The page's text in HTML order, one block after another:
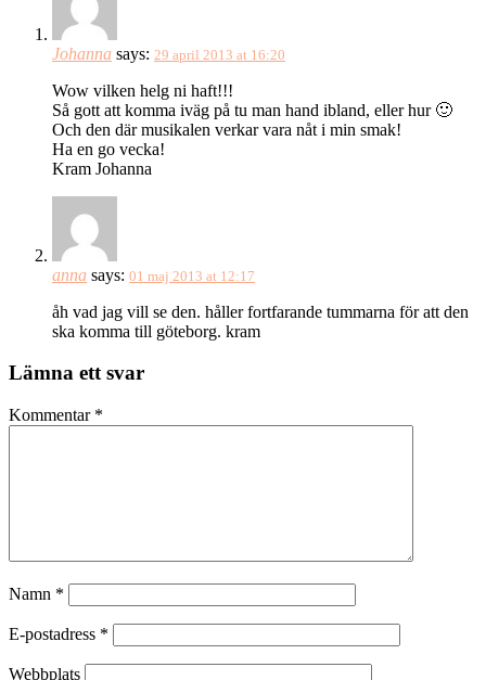
Johanna says: 29 april 2013 at 16:20
Wow vilken helg ni haft!!!
Så gott att komma iväg på tu man hand ibland, eller hur 🙂
Och den där musikalen verkar vara nåt i min smak!
Ha en go vecka!
Kram Johanna
anna says: 01 maj 2013 at 12:17
åh vad jag vill se den. håller fortfarande tummarna för att den
ska komma till göteborg. kram
Lämna ett svar
Kommentar *
Namn *
E-postadress *
Webbplats